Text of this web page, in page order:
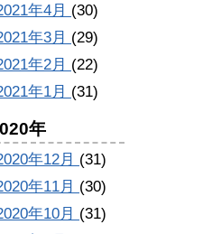
年4月 (30)
年3月 (29)
年2月 (22)
年1月 (31)
年
年12月 (31)
年11月 (30)
年10月 (31)